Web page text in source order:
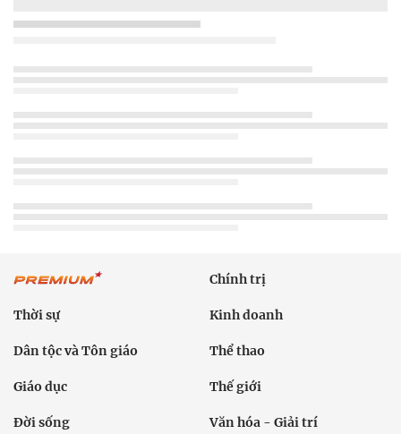
Chính trị
Thời sự Kinh doanh
Dân tộc và Tôn giáo Thể thao
Giáo dục Thế giới
Đời sống Văn hóa - Giải trí